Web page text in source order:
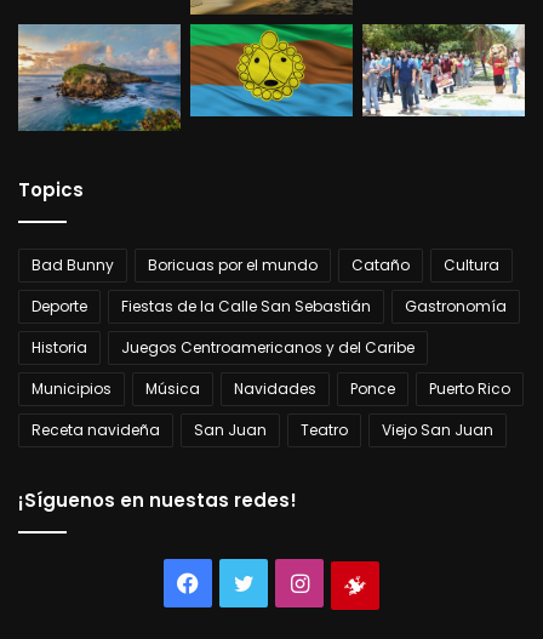
Topics
Bad Bunny Boricuas por el mundo Cataño
Cultura
Deporte
Fiestas de la Calle San Sebastián
Gastronomía
Historia
Juegos Centroamericanos y del Caribe
Municipios
Música Navidades Ponce
Puerto Rico
Receta navideña
San Juan Teatro Viejo San Juan
¡Síguenos en nuestas redes!
Facebook
TwitterInstagram